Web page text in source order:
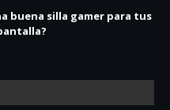
buena silla gamer para tus